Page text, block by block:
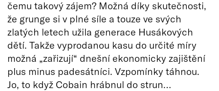
čemu takový zájem? Možná díky skutečnosti,
že grunge si v plné síle a touze ve svých
zlatých letech užila generace Husákových
dětí. Takže vyprodanou kasu do určité míry
možná „zařizují“ dnešní ekonomicky zajištění
plus minus padesátníci. Vzpomínky táhnou.
Jo, to když Cobain hrábnul do strun…